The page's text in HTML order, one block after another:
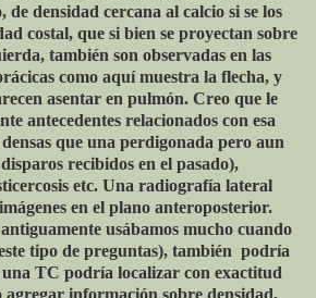
de densidad cercana al calcio si se los
costal, que si bien se proyectan sobre
también son observadas en las
como aquí muestra la flecha, y
asentar en pulmón. Creo que le
antecedentes relacionados con esa
que una perdigonada pero aun
recibidos en el pasado),
etc. Una radiografía lateral
en el plano anteroposterior.
usábamos mucho cuando
tipo de preguntas), también podría
TC podría localizar con exactitud
agregar información sobre densidad,